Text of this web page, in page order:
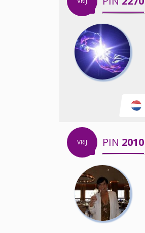
VRIJ PIN 2010